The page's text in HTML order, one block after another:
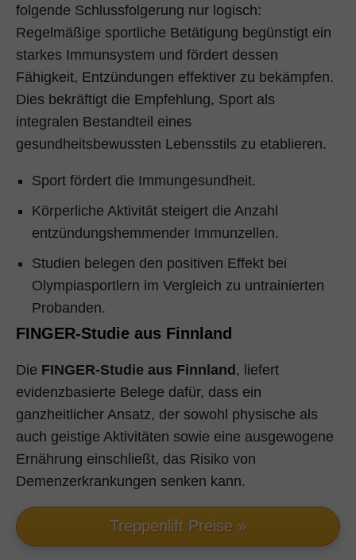
folgende Schlussfolgerung nur logisch:
Regelmäßige sportliche Betätigung begünstigt ein
starkes Immunsystem und fördert dessen
Fähigkeit, Entzündungen effektiver zu bekämpfen.
Dies bekräftigt die Empfehlung, Sport als
integralen Bestandteil eines
gesundheitsbewussten Lebensstils zu etablieren.
Sport fördert die Immungesundheit.
Körperliche Aktivität steigert die Anzahl
entzündungshemmender Immunzellen.
Studien belegen den positiven Effekt bei
Olympiasportlern im Vergleich zu untrainierten
Probanden.
FINGER-Studie aus Finnland
Die FINGER-Studie aus Finnland, liefert
evidenzbasierte Belege dafür, dass ein
ganzheitlicher Ansatz, der sowohl physische als
auch geistige Aktivitäten sowie eine ausgewogene
Ernährung einschließt, das Risiko von
Demenzerkrankungen senken kann.
Treppenlift Preise »